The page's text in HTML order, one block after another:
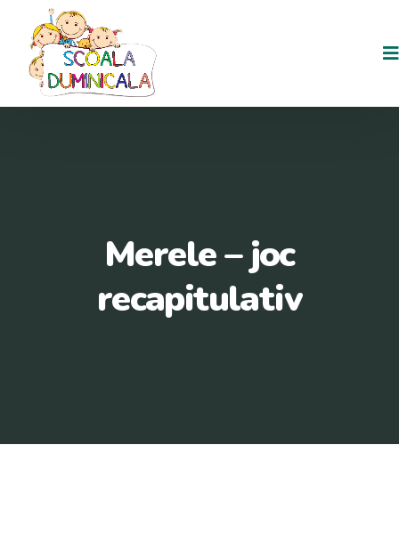
Merele – joc
recapitulativ